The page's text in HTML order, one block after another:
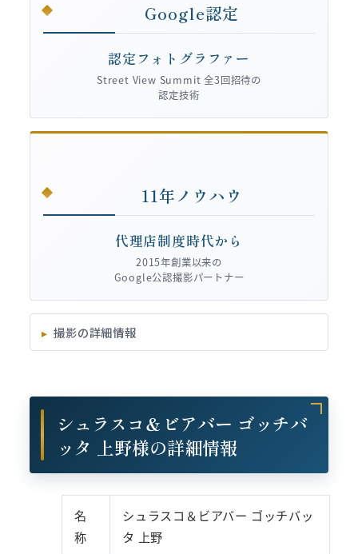
Google認定
認定フォトグラファー
Street View Summit 全3回招待の
認定技術
11年ノウハウ
代理店制度時代から
2015年創業以来の
Google公認撮影パートナー
撮影の詳細情報
シュラスコ＆ビアバー ゴッチバ
ッタ 上野様の詳細情報
名
称
シュラスコ＆ビアバー ゴッチバッ
タ 上野